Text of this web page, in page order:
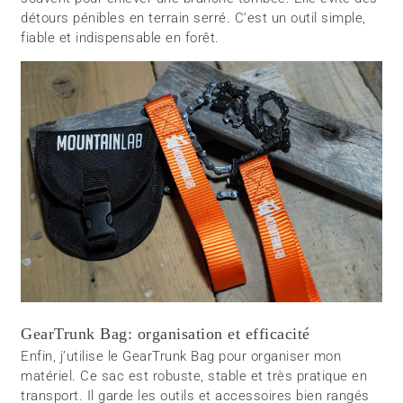
détours pénibles en terrain serré. C’est un outil simple,
fiable et indispensable en forêt.
GearTrunk Bag: organisation et efficacité
Enfin, j’utilise le GearTrunk Bag pour organiser mon
matériel. Ce sac est robuste, stable et très pratique en
transport. Il garde les outils et accessoires bien rangés